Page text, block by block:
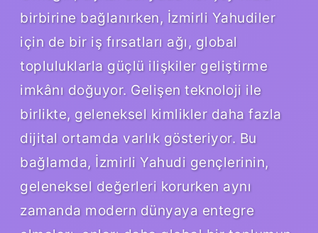
birbirine bağlanırken, İzmirli Yahudiler
için de bir iş fırsatları ağı, global
topluluklarla güçlü ilişkiler geliştirme
imkânı doğuyor. Gelişen teknoloji ile
birlikte, geleneksel kimlikler daha fazla
dijital ortamda varlık gösteriyor. Bu
bağlamda, İzmirli Yahudi gençlerinin,
geleneksel değerleri korurken aynı
zamanda modern dünyaya entegre